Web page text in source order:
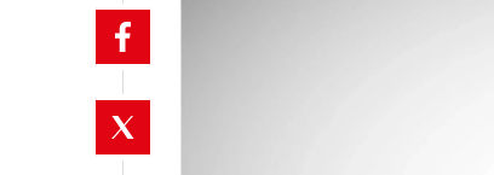
ilvibonese.it
catanzarochannel.it